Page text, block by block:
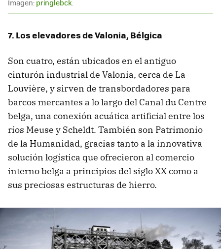
Imagen: pringlebck.
7. Los elevadores de Valonia, Bélgica
Son cuatro, están ubicados en el antiguo
cinturón industrial de Valonia, cerca de La
Louvière, y sirven de transbordadores para
barcos mercantes a lo largo del Canal du Centre
belga, una conexión acuática artificial entre los
ríos Meuse y Scheldt. También son Patrimonio
de la Humanidad, gracias tanto a la innovativa
solución logística que ofrecieron al comercio
interno belga a principios del siglo XX como a
sus preciosas estructuras de hierro.